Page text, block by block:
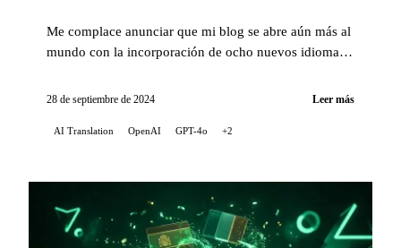
Me complace anunciar que mi blog se abre aún más al
mundo con la incorporación de ocho nuevos idiomas
28 de septiembre de 2024 Leer más
AI Translation OpenAI GPT-4o +2